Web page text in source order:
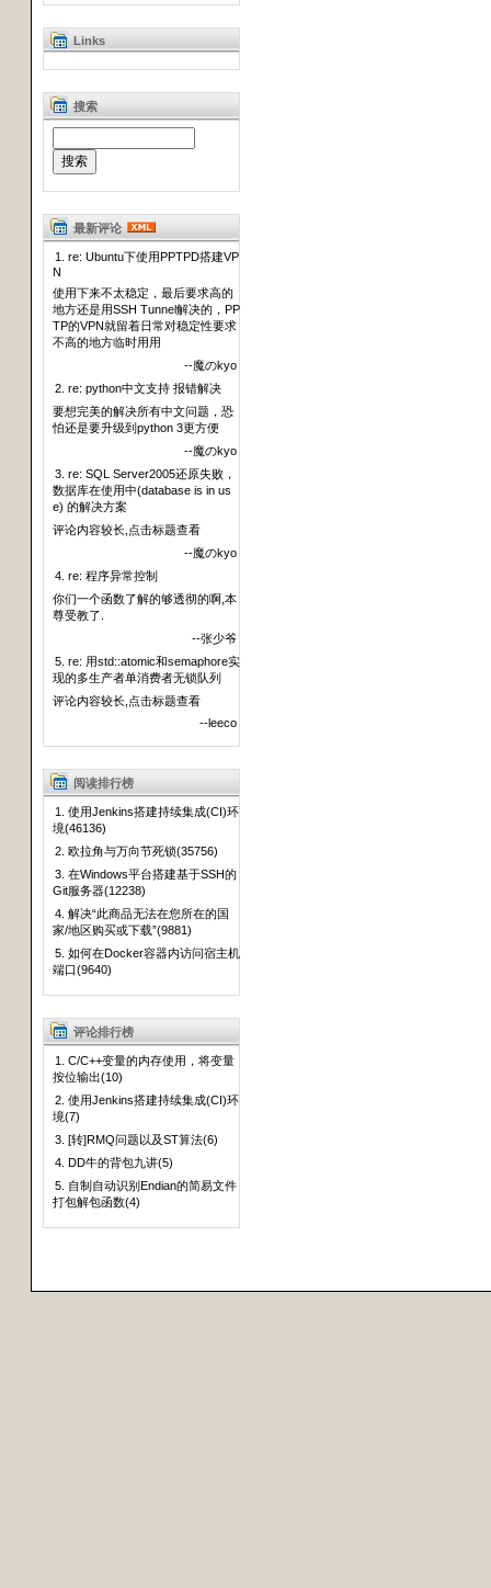
Links
搜索
最新评论
1. re: Ubuntu下使用PPTPD搭建VP
N
使用下来不太稳定，最后要求高的
地方还是用SSH Tunnel解决的，PP
TP的VPN就留着日常对稳定性要求
不高的地方临时用用
--魔のkyo
2. re: python中文支持 报错解决
要想完美的解决所有中文问题，恐
怕还是要升级到python 3更方便
--魔のkyo
3. re: SQL Server2005还原失败，
数据库在使用中(database is in us
e) 的解决方案
评论内容较长,点击标题查看
--魔のkyo
4. re: 程序异常控制
你们一个函数了解的够透彻的啊,本
尊受教了.
--张少爷
5. re: 用std::atomic和semaphore实
现的多生产者单消费者无锁队列
评论内容较长,点击标题查看
--leeco
阅读排行榜
1. 使用Jenkins搭建持续集成(CI)环
境(46136)
2. 欧拉角与万向节死锁(35756)
3. 在Windows平台搭建基于SSH的
Git服务器(12238)
4. 解决“此商品无法在您所在的国
家/地区购买或下载”(9881)
5. 如何在Docker容器内访问宿主机
端口(9640)
评论排行榜
1. C/C++变量的内存使用，将变量
按位输出(10)
2. 使用Jenkins搭建持续集成(CI)环
境(7)
3. [转]RMQ问题以及ST算法(6)
4. DD牛的背包九讲(5)
5. 自制自动识别Endian的简易文件
打包解包函数(4)